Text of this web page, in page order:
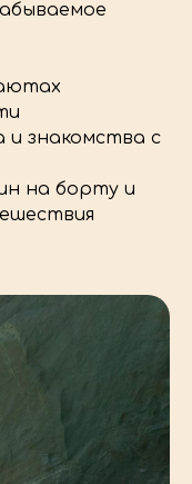
и знакомства с
на борту и